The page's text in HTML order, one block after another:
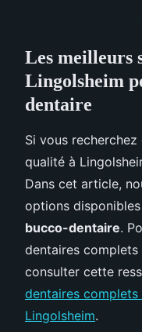
Les meilleurs
Lingolsheim
dentaire
Si vous
qualité à
Dans cet article,
options
bucco-dentaire.
dentaires complets
consulter cette
dentaires
Lingolsheim.